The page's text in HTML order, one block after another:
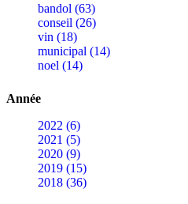
bandol (63)
conseil (26)
vin (18)
municipal (14)
noel (14)
Année
2022 (6)
2021 (5)
2020 (9)
2019 (15)
2018 (36)